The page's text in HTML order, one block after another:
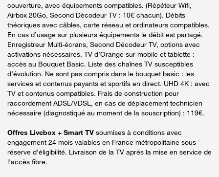
couverture, avec équipements compatibles. (Répéteur Wifi,
Airbox 20Go, Second Décodeur TV : 10€ chacun). Débits
théoriques avec câbles, carte réseau et ordinateurs compatibles.
En cas d’usage sur plusieurs équipements le débit est partagé.
Enregistreur Multi-écrans, Second Décodeur TV, options avec
activations nécessaires. TV d’Orange sur mobile et tablette :
accès au Bouquet Basic. Liste des chaînes TV susceptibles
d’évolution. Ne sont pas compris dans le bouquet basic : les
services et contenus payants et sportifs en direct. UHD 4K : avec
TV et contenus compatibles. Frais de construction pour
raccordement ADSL/VDSL, en cas de déplacement technicien
nécessaire (diagnostiqué au moment de la souscription) : 119€.
Offres Livebox + Smart TV soumises à conditions avec
engagement 24 mois valables en France métropolitaine sous
réserve d’éligibilité. Livraison de la TV après la mise en service de
l'accès fibre.